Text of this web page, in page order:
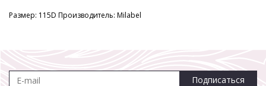
Размер: 115D Производитель: Milabel
Подписаться